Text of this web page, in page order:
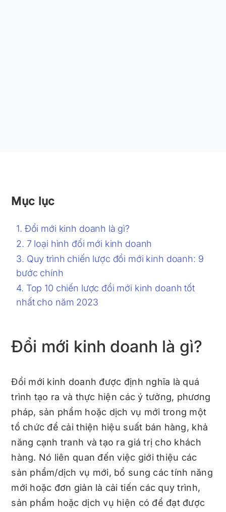
Mục lục
Đổi mới kinh doanh là gì?
7 loại hình đổi mới kinh doanh
Quy trình chiến lược đổi mới kinh doanh: 9
bước chính
Top 10 chiến lược đổi mới kinh doanh tốt
nhất cho năm 2023
Đổi mới kinh doanh là gì?
Đổi mới kinh doanh được định nghĩa là quá
trình tạo ra và thực hiện các ý tưởng, phương
pháp, sản phẩm hoặc dịch vụ mới trong một
tổ chức để cải thiện hiệu suất bán hàng, khả
năng cạnh tranh và tạo ra giá trị cho khách
hàng. Nó liên quan đến việc giới thiệu các
sản phẩm/dịch vụ mới, bổ sung các tính năng
mới hoặc đơn giản là cải tiến các quy trình,
sản phẩm hoặc dịch vụ hiện có để đạt được